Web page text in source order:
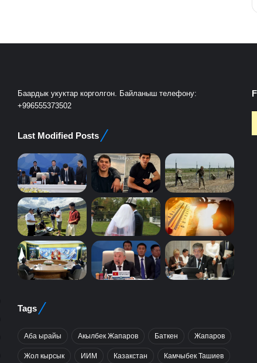
Баардык укуктар корголгон. Байланыш телефону:
+996555373502
Last Modified Posts
Tags
Аба ырайы Акылбек Жапаров Баткен Жапаров
Жол кырсык ИИМ Казакстан Камчыбек Ташиев